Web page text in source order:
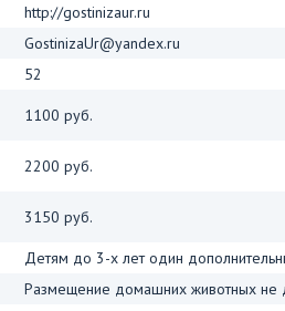
http://gostinizaur.ru
GostinizaUr@yandex.ru
52
1100 руб.
2200 руб.
3150 руб.
Детям до 3-х лет один
Размещение домашних животных не